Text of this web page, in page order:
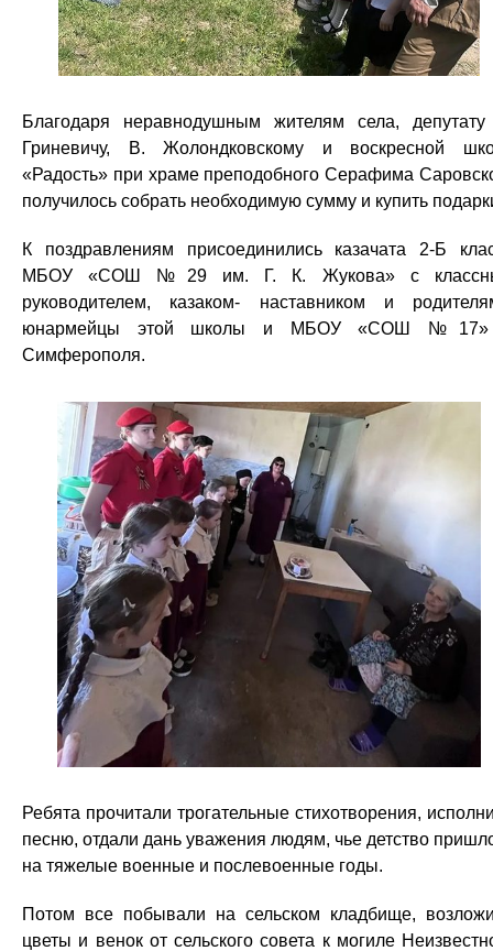
Благодаря неравнодушным жителям села,
Гриневичу, В. Жолондковскому и воскресной
«Радость» при храме преподобного Серафима
получилось собрать необходимую сумму и купить
К поздравлениям присоединились казачата 2-Б
МБОУ «СОШ №29 им. Г. К. Жукова» с
руководителем, казаком- наставником и
юнармейцы этой школы и МБОУ «СОШ №17»
Симферополя.
Ребята прочитали трогательные стихотворения,
песню, отдали дань уважения людям, чье детство
на тяжелые военные и послевоенные годы.
Потом все побывали на сельском кладбище,
цветы и венок от сельского совета к могиле